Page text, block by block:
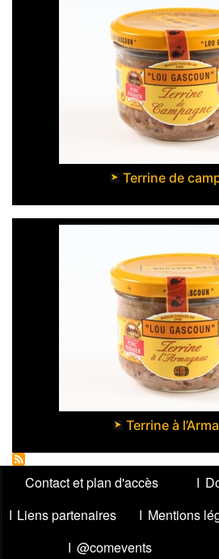
Terrine de
Terrine à
Menu
de
Contact et plan d'accès
Liens partenaires
Mentions
@comevents